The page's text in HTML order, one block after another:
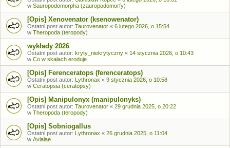
w Sauropodomorpha (zauropodomorfy)
[Opis] Xenovenator (ksenowenator)
Ostatni post autor: Taurovenator « 6 lutego 2026, o 15:54
w Theropoda (teropody)
wykłady 2026
Ostatni post autor: kryty_niekrytyczny « 14 stycznia 2026, o 10:43
w Co w skałach eroduje
[Opis] Ferenceratops (ferenceratops)
Ostatni post autor: Lythronax « 9 stycznia 2026, o 10:58
w Ceratopsia (ceratopsy)
[Opis] Manipulonyx (manipulonyks)
Ostatni post autor: Taurovenator « 29 grudnia 2025, o 20:22
w Theropoda (teropody)
[Opis] Sobniogallus
Ostatni post autor: Lythronax « 26 grudnia 2025, o 11:04
w Avialae